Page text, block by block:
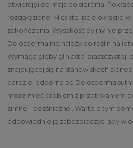
otwierają) od maja do sierpnia.
rozgałęzione. Mięsiste liście okrągłe
zakończenia. Wysokość byliny nie
Delosperma nie należy do roślin
Wymaga gleby gliniasto-piaszczystej,
znajdującej się na stanowiskach
bardziej odporna od Delosperma
może mieć problem z przetrwaniem
zimnej i bezśnieżnej. Warto o tym
odpowiednio ją zabezpieczyć, aby